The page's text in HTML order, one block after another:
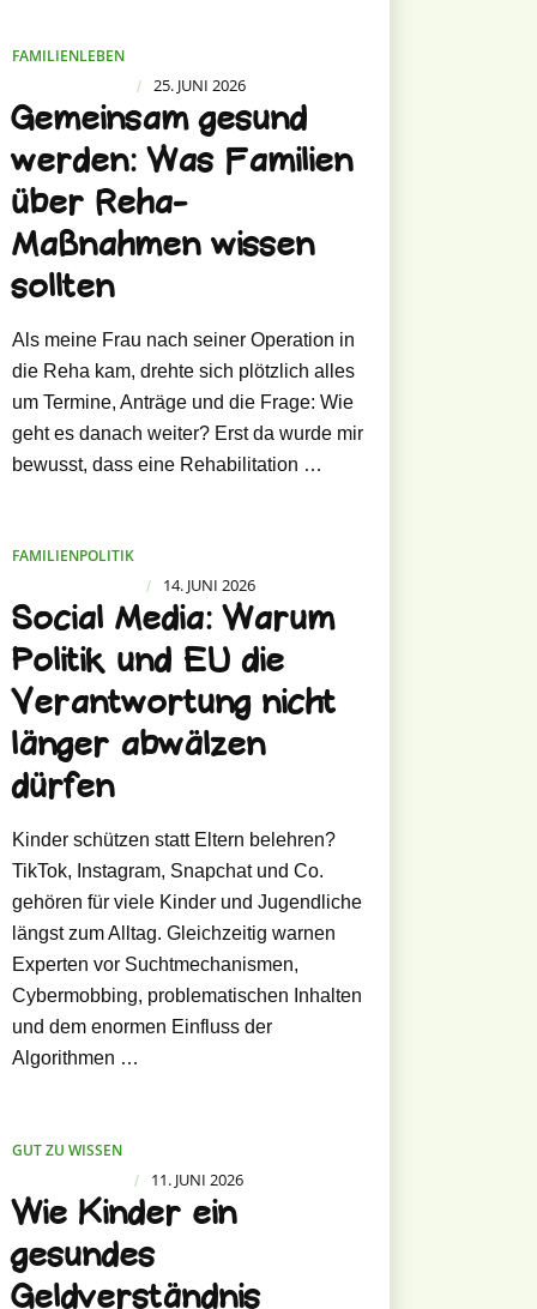
FAMILIENLEBEN
/ 25. JUNI 2026
Gemeinsam gesund
werden: Was Familien
über Reha-
Maßnahmen wissen
sollten
Als meine Frau nach seiner Operation in
die Reha kam, drehte sich plötzlich alles
um Termine, Anträge und die Frage: Wie
geht es danach weiter? Erst da wurde mir
bewusst, dass eine Rehabilitation …
FAMILIENPOLITIK
/ 14. JUNI 2026
Social Media: Warum
Politik und EU die
Verantwortung nicht
länger abwälzen
dürfen
Kinder schützen statt Eltern belehren?
TikTok, Instagram, Snapchat und Co.
gehören für viele Kinder und Jugendliche
längst zum Alltag. Gleichzeitig warnen
Experten vor Suchtmechanismen,
Cybermobbing, problematischen Inhalten
und dem enormen Einfluss der
Algorithmen …
GUT ZU WISSEN
/ 11. JUNI 2026
Wie Kinder ein
gesundes
Geldverständnis